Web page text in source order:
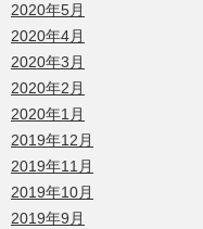
2020年5月
2020年4月
2020年3月
2020年2月
2020年1月
2019年12月
2019年11月
2019年10月
2019年9月